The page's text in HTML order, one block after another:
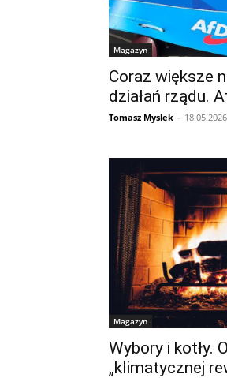
Magazyn
Coraz większe
działań rządu.
Tomasz Myslek - 18.05.2026
Magazyn
Wybory i kotły.
„klimatycznej